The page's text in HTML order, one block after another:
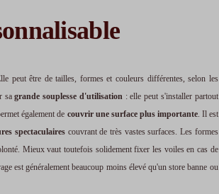
peut être de tailles, formes et couleurs différentes, selon les
sagrande souplesse d'utilisation : elle peut s'installer partout
également de couvrir une surface plus importante. Il est
spectaculaires couvrant de très vastes surfaces. Les formes
Mieux vaut toutefois solidement fixer les voiles en cas de
est généralement beaucoup moins élevé qu'un store banne ou